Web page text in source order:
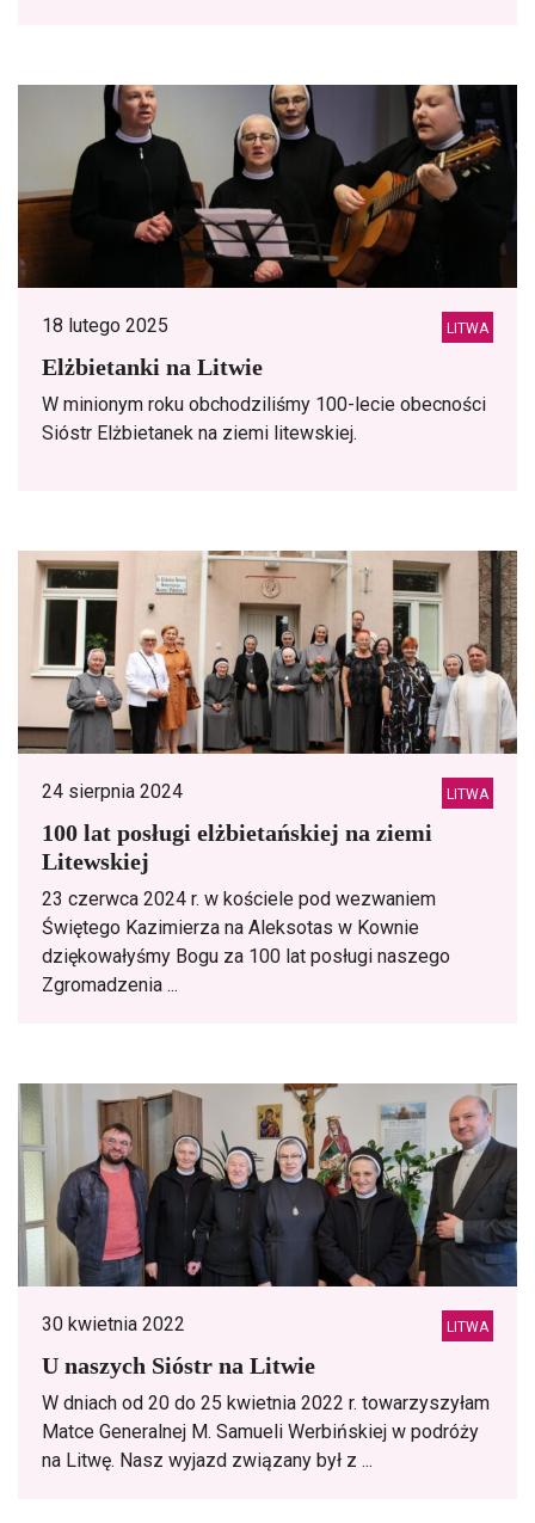
18 lutego 2025 LITWA
Elżbietanki na Litwie
W minionym roku obchodziliśmy 100-lecie obecności
Sióstr Elżbietanek na ziemi litewskiej.
24 sierpnia 2024 LITWA
100 lat posługi elżbietańskiej na ziemi
Litewskiej
23 czerwca 2024 r. w kościele pod wezwaniem
Świętego Kazimierza na Aleksotas w Kownie
dziękowałyśmy Bogu za 100 lat posługi naszego
Zgromadzenia ...
30 kwietnia 2022 LITWA
U naszych Sióstr na Litwie
W dniach od 20 do 25 kwietnia 2022 r. towarzyszyłam
Matce Generalnej M. Samueli Werbińskiej w podróży
na Litwę. Nasz wyjazd związany był z ...